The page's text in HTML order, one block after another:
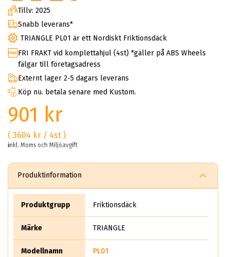
Tillv: 2025
Snabb leverans*
TRIANGLE PL01 är ett Nordiskt Friktionsdäck
FRI FRAKT vid komplettahjul (4st) *gäller på ABS Wheels
fälgar till företagsadress
Externt lager 2-5 dagars leverans
Köp nu. betala senare med Kustom.
901 kr
( 3604 kr / 4st )
inkl. Moms och Miljöavgift
Produktinformation
Produktgrupp Friktionsdäck
Märke TRIANGLE
Modellnamn PL01